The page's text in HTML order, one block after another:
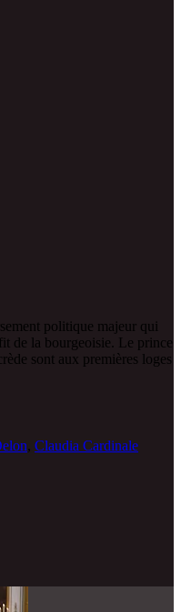
politique majeur qui
de la bourgeoisie. Le prince
sont aux premières loges
, Claudia Cardinale